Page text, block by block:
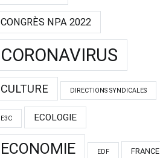
CONGRÈS NPA 2022
CORONAVIRUS
CULTURE DIRECTIONS SYNDICALES
E3C ECOLOGIE
ECONOMIE EDF FRANCE